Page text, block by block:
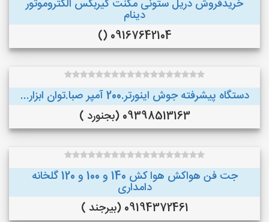
خریدفروش دریل ستونی مگنت گیربکس الکتروموتور
دینام
09167642104 ()
دستگاه پیشرفته جوش اینورتر.200 آمپر صبا.توان ابزار...
09398513163 (بجنورد )
جت فن هواکش هوا کش 140 و 100 و 120 گلخانه
دامداری
09194372461 (بیرجند )